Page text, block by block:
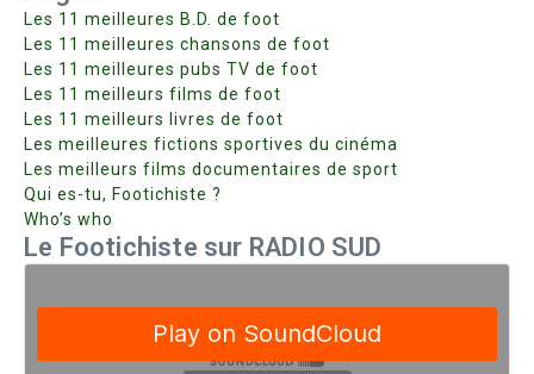
Les 11 meilleures B.D. de foot
Les 11 meilleures chansons de foot
Les 11 meilleures pubs TV de foot
Les 11 meilleurs films de foot
Les 11 meilleurs livres de foot
Les meilleures fictions sportives du cinéma
Les meilleurs films documentaires de sport
Qui es-tu, Footichiste ?
Who’s who
Le Footichiste sur RADIO SUD